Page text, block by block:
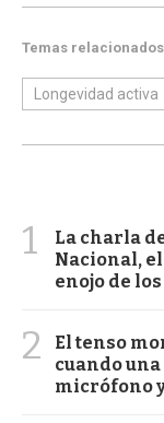
Temas relacionados
Longevidad activa
1
La charla
Nacional,
enojo de
2
El tenso
cuando
micrófono